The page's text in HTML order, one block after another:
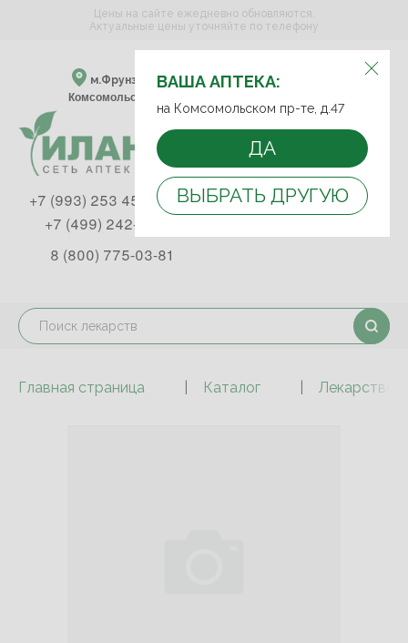
ВЫБЕРИТЕ АПТЕКУ:
м.Фрунзенская м.Спортивная
Комсомольский пр-т, д. 47
ВАША АПТЕКА:
на Комсомольском пр-те, д.47
ДА
ВЫБРАТЬ ДРУГУЮ
Цены на сайте ежедневно обновляются.
Актуальные цены уточняйте по телефону
+7 (993) 253 45 93
+7 (499) 242-90-85
8 (800) 775-03-81
Главная страница Каталог